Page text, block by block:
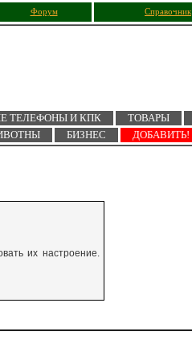
Форум Справочник
ТЕЛЕФОНЫ И КПК ТОВАРЫ
БИЗНЕС ДОБАВИТЬ!
их настроение.